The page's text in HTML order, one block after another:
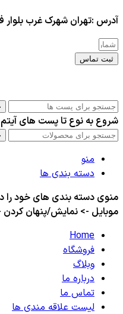
آدرس :تهران شهرک غرب بلوار
ثبت تماس
شروع به نوع تا پست های آیتم
منو
دسته بندی ها
منوی دسته بندی های خود را
موبایل -> نمایش/پنهان کردن
Home
فروشگاه
وبلاگ
درباره ما
تماس ما
لیست علاقه مندی ها